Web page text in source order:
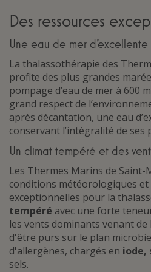
Des ressources
Une eau de mer
La thalassothérapie des
profite des plus grandes
pompage d’eau de mer à 600
grand respect de
après décantation, une eau
conservant l’intégralité de
Un climat tempéré et des
Les Thermes Marins de Saint-
conditions météorologiques
exceptionnelles pour la
tempéré avec une forte
les vents dominants venant
d'être purs sur le plan
d'allergènes, chargés en iode,
sels.